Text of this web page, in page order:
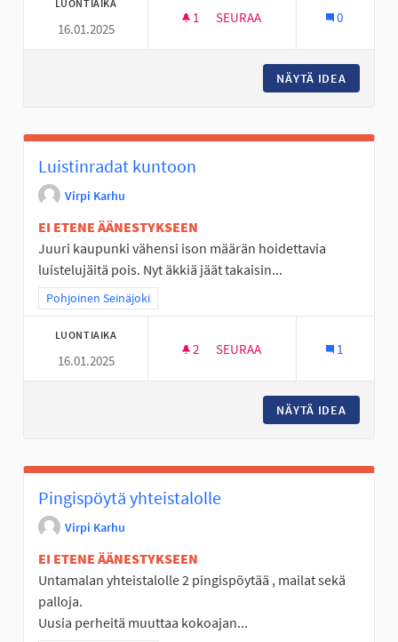
LUONTIAIKA
16.01.2025
1 1 SEURAAJA
SEURAA 0
NÄYTÄ IDEA
Luistinradat kuntoon
Virpi Karhu
EI ETENE ÄÄNESTYKSEEN
Juuri kaupunki vähensi ison määrän hoidettavia
luistelujäitä pois. Nyt äkkiä jäät takaisin...
Rajaa tulokset teeman mukaan: Pohjoinen Seinäjoki
Pohjoinen Seinäjoki
LUONTIAIKA
16.01.2025
2 2 SEURAAJAA
SEURAA 1
NÄYTÄ IDEA
Pingispöytä yhteistalolle
Virpi Karhu
EI ETENE ÄÄNESTYKSEEN
Untamalan yhteistalolle 2 pingispöytää , mailat sekä
palloja.
Uusia perheitä muuttaa kokoajan...